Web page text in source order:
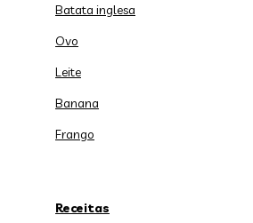
Batata inglesa
Ovo
Leite
Banana
Frango
Receitas